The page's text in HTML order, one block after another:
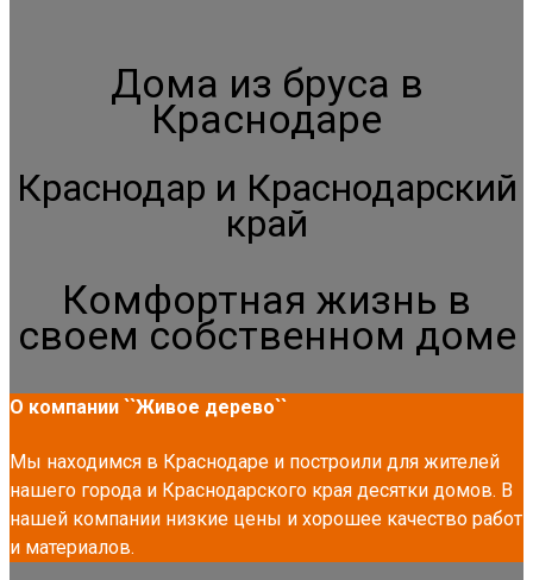
Дома из бруса в
Краснодаре
Краснодар и Краснодарский
край
Комфортная жизнь в
своем собственном доме
О компании ``Живое дерево``
Мы находимся в Краснодаре и построили для жителей
нашего города и Краснодарского края десятки домов. В
нашей компании низкие цены и хорошее качество работ
и материалов.